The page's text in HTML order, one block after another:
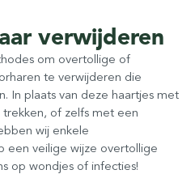
verwijderen
om overtollige of
te verwijderen die
In plaats van deze haartjes met
of zelfs met een
wij enkele
een veilige wijze overtollige
op wondjes of infecties!